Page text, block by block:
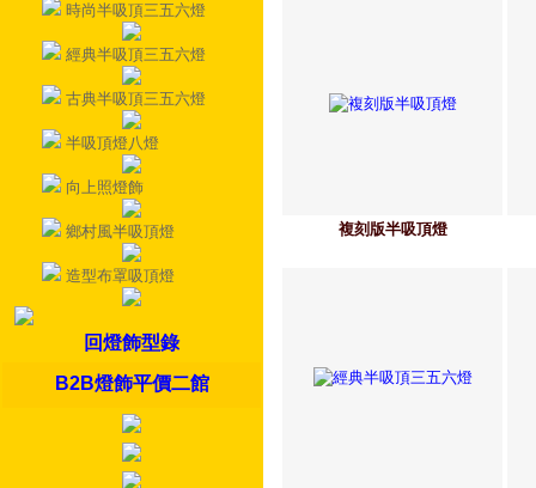
時尚半吸頂三五六燈
經典半吸頂三五六燈
古典半吸頂三五六燈
半吸頂燈八燈
向上照燈飾
鄉村風半吸頂燈
造型布罩吸頂燈
回燈飾型錄
B2B燈飾平價二館
複刻版半吸頂燈